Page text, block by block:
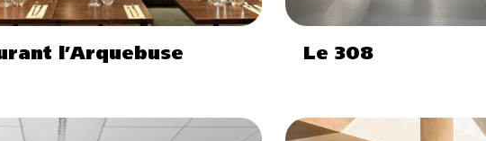
l’Arquebuse Le 308